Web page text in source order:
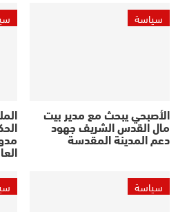
سياسة
الأصبحي يبحث مع مدير بيت
مال القدس الشريف جهود
دعم المدينة المقدسة
سياسة